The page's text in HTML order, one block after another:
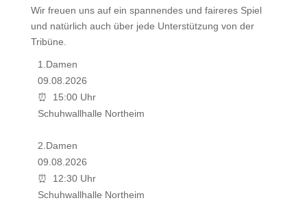
Wir freuen uns auf ein spannendes und faireres Spiel
und natürlich auch über jede Unterstützung von der
Tribüne.
1.Damen
09.08.2026
⏰ 15:00 Uhr
Schuhwallhalle Northeim
2.Damen
09.08.2026
⏰ 12:30 Uhr
Schuhwallhalle Northeim